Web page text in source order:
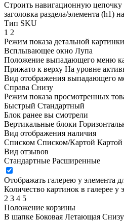
Строить навигационную цепочку
заголовка раздела/элемента (h1)
Тип SKU
1 2
Режим показа детальной картинки
Всплывающее окно Лупа
Положение выпадающего меню
Прижато к верху На уровне
Вид отображения выпадающего
Справа Снизу
Режим показа просмотренных
Быстрый Стандартный
Блок ранее вы смотрели
Вертикальные блоки
Вид отображения наличия
Списком Списком/Картой Картой
Вид отзывов
Стандартные Расширенные
Отображать галерею у элемента
Количество картинок в галерее у
2 3 4 5
Положение корзины
В шапке Боковая Летающая Снизу